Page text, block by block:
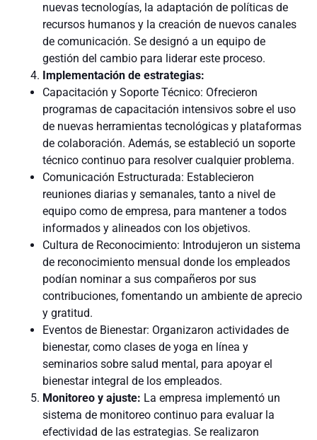
nuevas tecnologías, la adaptación de políticas de
recursos humanos y la creación de nuevos canales
de comunicación. Se designó a un equipo de
gestión del cambio para liderar este proceso.
Implementación de estrategias:
Capacitación y Soporte Técnico: Ofrecieron
programas de capacitación intensivos sobre el uso
de nuevas herramientas tecnológicas y plataformas
de colaboración. Además, se estableció un soporte
técnico continuo para resolver cualquier problema.
Comunicación Estructurada: Establecieron
reuniones diarias y semanales, tanto a nivel de
equipo como de empresa, para mantener a todos
informados y alineados con los objetivos.
Cultura de Reconocimiento: Introdujeron un sistema
de reconocimiento mensual donde los empleados
podían nominar a sus compañeros por sus
contribuciones, fomentando un ambiente de aprecio
y gratitud.
Eventos de Bienestar: Organizaron actividades de
bienestar, como clases de yoga en línea y
seminarios sobre salud mental, para apoyar el
bienestar integral de los empleados.
Monitoreo y ajuste: La empresa implementó un
sistema de monitoreo continuo para evaluar la
efectividad de las estrategias. Se realizaron